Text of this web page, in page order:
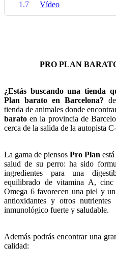
1.7
Vídeo
PRO PLAN
¿Estás buscando una tienda
Plan barato en Barcelona?
tienda de animales donde
barato en la provincia de
cerca de la salida de la autopista
La gama de piensos Pro Plan
salud de su perro: ha sido
ingredientes para una
equilibrado de vitamina A,
Omega 6 favorecen una piel y
antioxidantes y otros nutrientes
inmunológico fuerte y saludable.
Además podrás encontrar una
calidad: